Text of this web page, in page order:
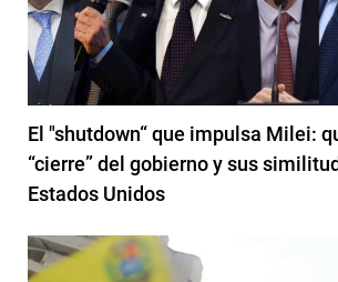
El "shutdown“ que impulsa Milei:
“cierre” del gobierno y sus
Estados Unidos